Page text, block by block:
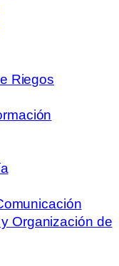
Riegos
Organización de